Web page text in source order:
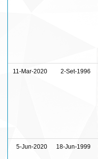
11-Mar-2020 2-Set-1996
5-Jun-2020 18-Jun-1999